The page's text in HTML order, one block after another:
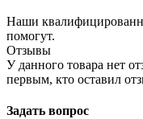
Наши
помогут.
Отзывы
У данного товара нет
первым, кто оставил
Задать вопрос